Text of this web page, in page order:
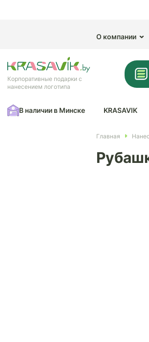
О компании
Корпоративные подарки с
нанесением логотипа
В наличии в Минске KRASAVIK
Главная